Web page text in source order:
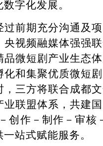
字化发展。
期充分沟通及项
央视频融媒体强强
品微短剧产业生态
和集聚优质微短
三方将联合成都
联盟体系，共建
创作－制作－审核
站式赋能服务。